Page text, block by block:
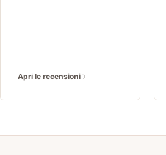
Apri le recensioni